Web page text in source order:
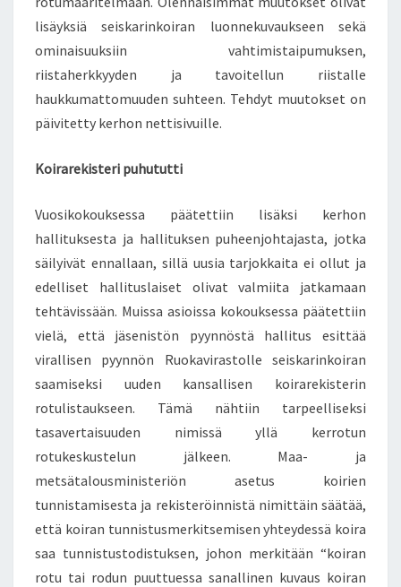
lisäyksiä seiskarinkoiran luonnekuvaukseen sekä
ominaisuuksiin vahtimistaipumuksen,
riistaherkkyyden ja tavoitellun riistalle
haukkumattomuuden suhteen. Tehdyt muutokset on
päivitetty kerhon nettisivuille.
Koirarekisteri puhututti
Vuosikokouksessa päätettiin lisäksi kerhon
hallituksesta ja hallituksen puheenjohtajasta, jotka
säilyivät ennallaan, sillä uusia tarjokkaita ei ollut ja
edelliset hallituslaiset olivat valmiita jatkamaan
tehtävissään. Muissa asioissa kokouksessa päätettiin
vielä, että jäsenistön pyynnöstä hallitus esittää
virallisen pyynnön Ruokavirastolle seiskarinkoiran
saamiseksi uuden kansallisen koirarekisterin
rotulistaukseen. Tämä nähtiin tarpeelliseksi
tasavertaisuuden nimissä yllä kerrotun
rotukeskustelun jälkeen. Maa- ja
metsätalousministeriön asetus koirien
tunnistamisesta ja rekisteröinnistä nimittäin säätää,
että koiran tunnistusmerkitsemisen yhteydessä koira
saa tunnistustodistuksen, johon merkitään “koiran
rotu tai rodun puuttuessa sanallinen kuvaus koiran